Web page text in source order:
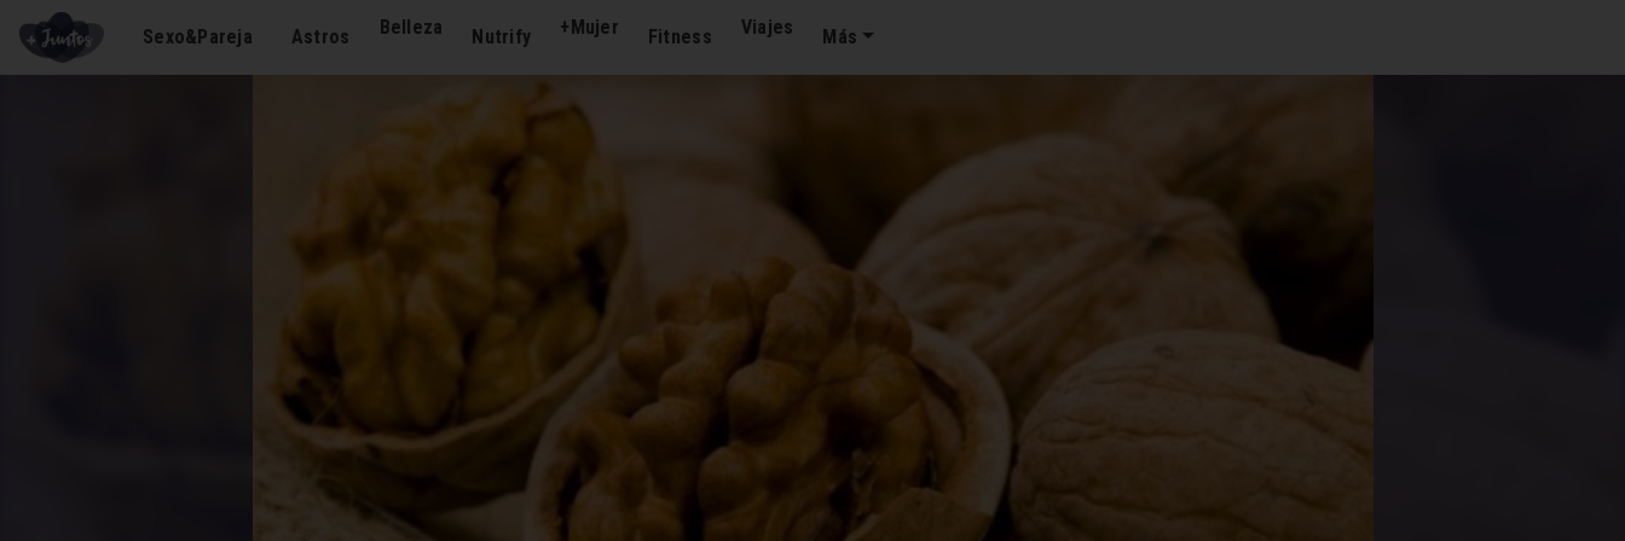
Sexo&Pareja Astros Belleza Nutrify +Mujer Fitness Viajes Más